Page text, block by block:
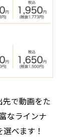
で動画をた
なラインナ
べます！